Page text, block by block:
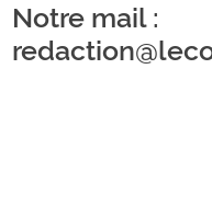
Notre mail :